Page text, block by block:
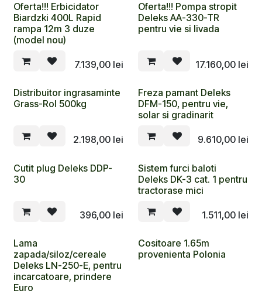
Oferta!!! Erbicidator
Biardzki 400L Rapid
rampa 12m 3 duze
(model nou)
7.139,00 lei
Oferta!!! Pompa stropit
Deleks AA-330-TR
pentru vie si livada
17.160,00lei
Distribuitor ingrasaminte
Grass-Rol 500kg
2.198,00 lei
Freza pamant Deleks
DFM-150, pentru vie,
solar si gradinarit
9.610,00lei
Cutit plug Deleks DDP-
30
396,00 lei
Sistem furci baloti
Deleks DK-3 cat. 1 pentru
tractorase mici
1.511,00lei
Lama
zapada/siloz/cereale
Deleks LN-250-E, pentru
incarcatoare, prindere
Euro
Cositoare 1.65m
provenienta Polonia